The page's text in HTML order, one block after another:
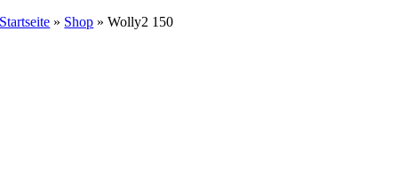
Startseite » Shop »Wolly2 150